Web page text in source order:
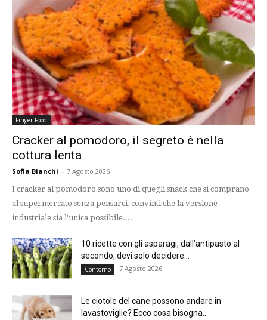
Finger Food
Cracker al pomodoro, il segreto è nella
cottura lenta
Sofia Bianchi - 7 Agosto 2026
I cracker al pomodoro sono uno di quegli snack che si comprano
al supermercato senza pensarci, convinti che la versione
industriale sia l'unica possibile....
10 ricette con gli asparagi, dall’antipasto al
secondo, devi solo decidere...
Contorno 7 Agosto 2026
Le ciotole del cane possono andare in
lavastoviglie? Ecco cosa bisogna...